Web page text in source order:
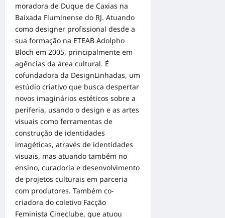
moradora de Duque de Caxias na
Baixada Fluminense do RJ. Atuando
como designer profissional desde a
sua formação na ETEAB Adolpho
Bloch em 2005, principalmente em
agências da área cultural. É
cofundadora da DesignLinhadas, um
estúdio criativo que busca despertar
novos imaginários estéticos sobre a
periferia, usando o design e as artes
visuais como ferramentas de
construção de identidades
imagéticas, através de identidades
visuais, mas atuando também no
ensino, curadoria e desenvolvimento
de projetos culturais em parceria
com produtores. Também co-
criadora do coletivo Facção
Feminista Cineclube, que atuou